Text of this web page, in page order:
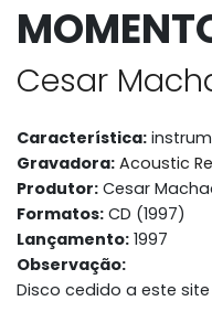
Cesar
Característica:
Gravadora: Acoustic
Produtor: Cesar
Formatos: CD (1997)
Lançamento: 1997
Observação:
Disco cedido a este